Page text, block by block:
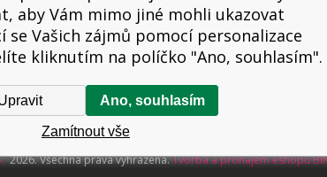
je povinen zaevidovat přijatou tržbu u správce daně
2026. Všechna práva vyhrazena.Tvorba a pronájem eshopů
aby Vám mimo jiné mohli ukazovat
se Vašich zájmů pomocí personalizace
kliknutím na políčko "Ano, souhlasím".
Zamítnout vše
Ano, souhlasím